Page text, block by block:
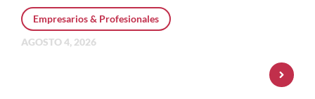
Empresarios & Profesionales
AGOSTO 4, 2026